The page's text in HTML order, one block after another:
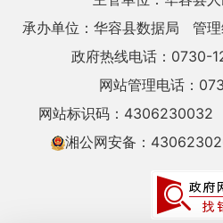
承办单位：华容县数据局
管
政府热线电话：0730-
网站管理电话：
网站标识码：4306230032
湘公网安备：